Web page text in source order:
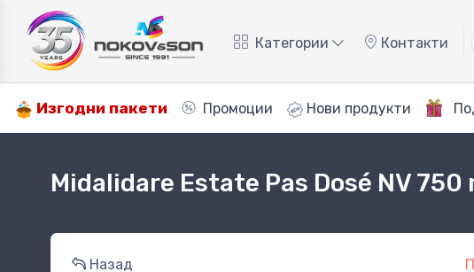
Категории Контакти
Изгодни пакети Промоции Нови продукти
Midalidare Estate Pas Dosé NV 750
Назад